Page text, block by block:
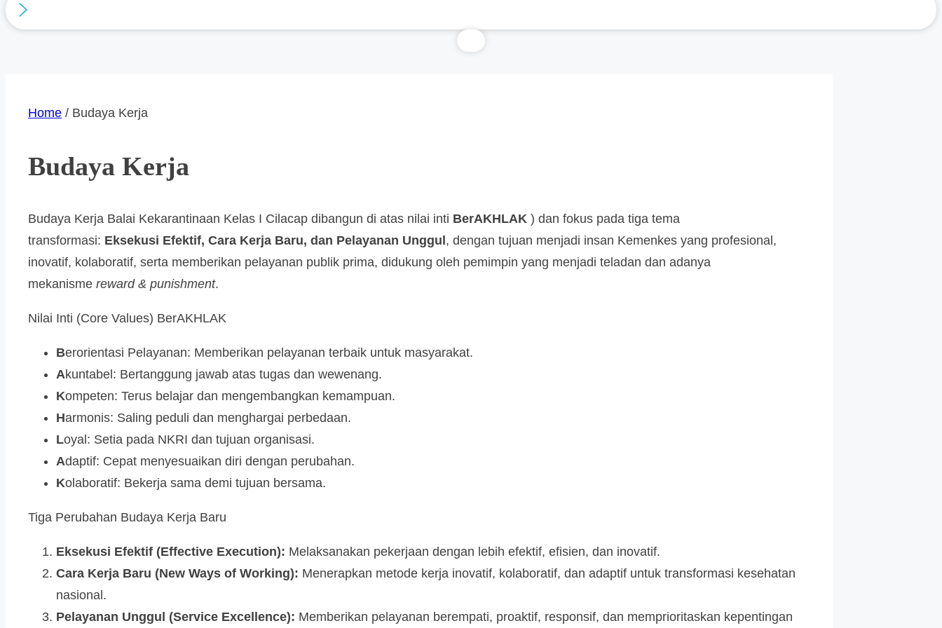
Home / Budaya Kerja
Budaya Kerja
Budaya Kerja Balai Kekarantinaan Kelas I Cilacap dibangun di atas nilai inti BerAKHLAK ) dan fokus pada tiga tema
transformasi: Eksekusi Efektif, Cara Kerja Baru, dan Pelayanan Unggul , dengan tujuan menjadi insan Kemenkes yang profesional,
inovatif, kolaboratif, serta memberikan pelayanan publik prima, didukung oleh pemimpin yang menjadi teladan dan adanya
mekanisme reward & punishment.
Nilai Inti (Core Values) BerAKHLAK
Berorientasi Pelayanan: Memberikan pelayanan terbaik untuk masyarakat.
Akuntabel: Bertanggung jawab atas tugas dan wewenang.
Kompeten: Terus belajar dan mengembangkan kemampuan.
Harmonis: Saling peduli dan menghargai perbedaan.
Loyal: Setia pada NKRI dan tujuan organisasi.
Adaptif: Cepat menyesuaikan diri dengan perubahan.
Kolaboratif: Bekerja sama demi tujuan bersama.
Tiga Perubahan Budaya Kerja Baru
Eksekusi Efektif (Effective Execution): Melaksanakan pekerjaan dengan lebih efektif, efisien, dan inovatif.
Cara Kerja Baru (New Ways of Working): Menerapkan metode kerja inovatif, kolaboratif, dan adaptif untuk transformasi kesehatan
nasional.
Pelayanan Unggul (Service Excellence): Memberikan pelayanan berempati, proaktif, responsif, dan memprioritaskan kepentingan